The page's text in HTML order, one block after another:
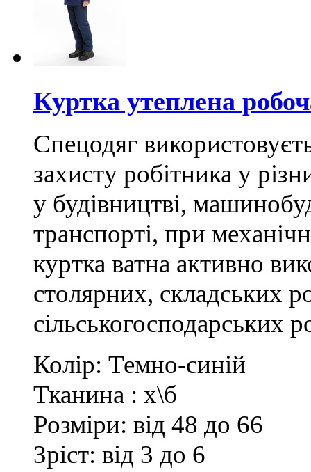
Куртка утеплена
Спецодяг
захисту робітника у
у будівництві,
транспорті, при
куртка ватна активно
столярних, складських
сільськогосподарських
Колір: Темно-синій
Тканина : х\б
Розміри: від 48 до 66
Зріст: від 3 до 6